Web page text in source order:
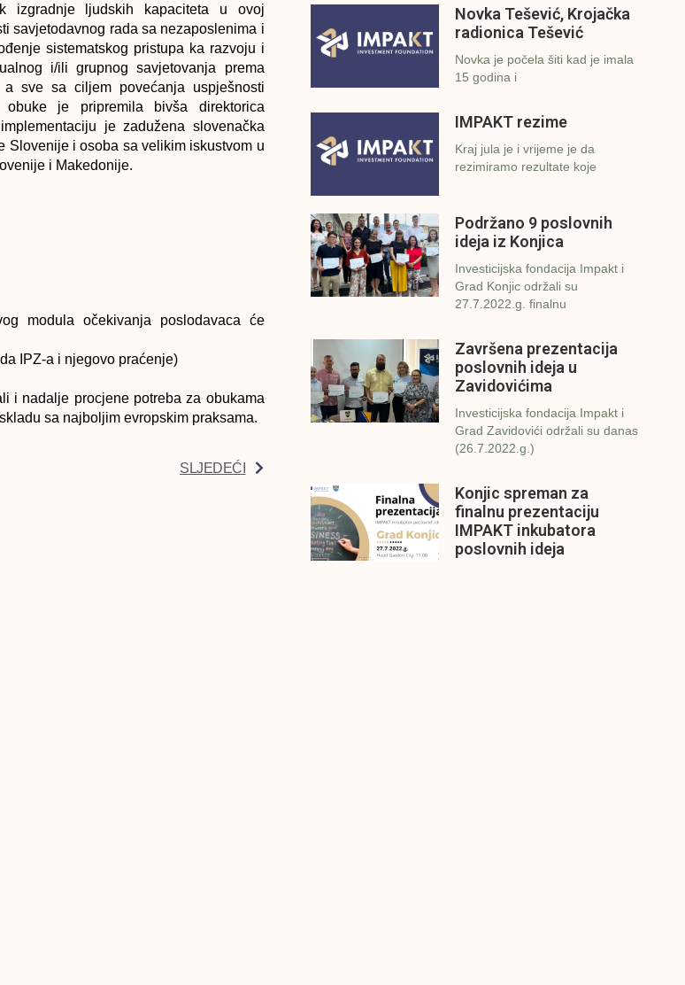
izgradnje ljudskih kapaciteta u ovoj
savjetodavnog rada sa nezaposlenima i
sistematskog pristupa ka razvoju i
i/ili grupnog savjetovanja prema
sve sa ciljem povećanja uspješnosti
obuke je pripremila bivša direktorica
je zadužena slovenačka
Slovenije i osoba sa velikim iskustvom u
i Makedonije.
modula očekivanja poslodavaca će
IPZ-a i njegovo praćenje)
i nadalje procjene potreba za obukama
sa najboljim evropskim praksama.
SLJEDEĆI
Novka Tešević, Krojačka
radionica Tešević
Novka je počela šiti kad je imala
15 godina i
IMPAKT rezime
Kraj jula je i vrijeme je da
rezimiramo rezultate koje
Podržano 9 poslovnih
ideja iz Konjica
Investicijska fondacija Impakt i
Grad Konjic održali su
27.7.2022.g. finalnu
Završena prezentacija
poslovnih ideja u
Zavidovićima
Investicijska fondacija Impakt i
Grad Zavidovići održali su danas
(26.7.2022.g.)
Konjic spreman za
finalnu prezentaciju
IMPAKT inkubatora
poslovnih ideja